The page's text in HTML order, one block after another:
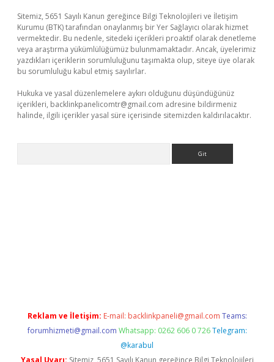
Sitemiz, 5651 Sayılı Kanun gereğince Bilgi Teknolojileri ve İletişim
Kurumu (BTK) tarafından onaylanmış bir Yer Sağlayıcı olarak hizmet
vermektedir. Bu nedenle, sitedeki içerikleri proaktif olarak denetleme
veya araştırma yükümlülüğümüz bulunmamaktadır. Ancak, üyelerimiz
yazdıkları içeriklerin sorumluluğunu taşımakta olup, siteye üye olarak
bu sorumluluğu kabul etmiş sayılırlar.
Hukuka ve yasal düzenlemelere aykırı olduğunu düşündüğünüz
içerikleri, backlinkpanelicomtr@gmail.com adresine bildirmeniz
halinde, ilgili içerikler yasal süre içerisinde sitemizden kaldırılacaktır.
Reklam ve İletişim: E-mail: backlinkpaneli@gmail.com Teams:
forumhizmeti@gmail.com Whatsapp: 0262 606 0 726 Telegram:
@karabul
Yasal Uyarı: Sitemiz, 5651 Sayılı Kanun gereğince Bilgi Teknolojileri